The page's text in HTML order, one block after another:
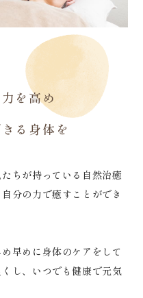
を高め
る身体を
ちが持っている自然治癒
分の力で癒すことができ
早めに身体のケアをして
し、いつでも健康で元気